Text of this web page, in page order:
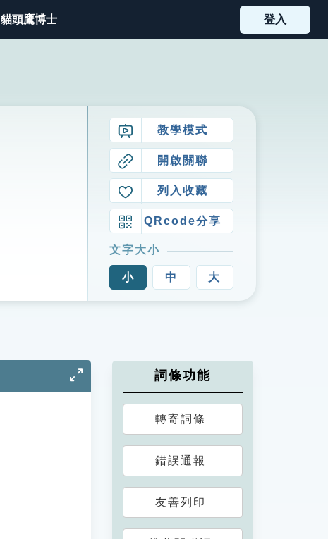
貓頭鷹博士 登入
教學模式
開啟關聯
列入收藏
QRcode分享
文字大小
小 中 大
詞條功能
轉寄詞條
錯誤通報
友善列印